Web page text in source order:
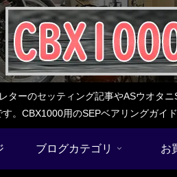
ーのセッティング記事やASウオタ
。CBX1000用のSEPベアリングガ
ブログカテゴリ お